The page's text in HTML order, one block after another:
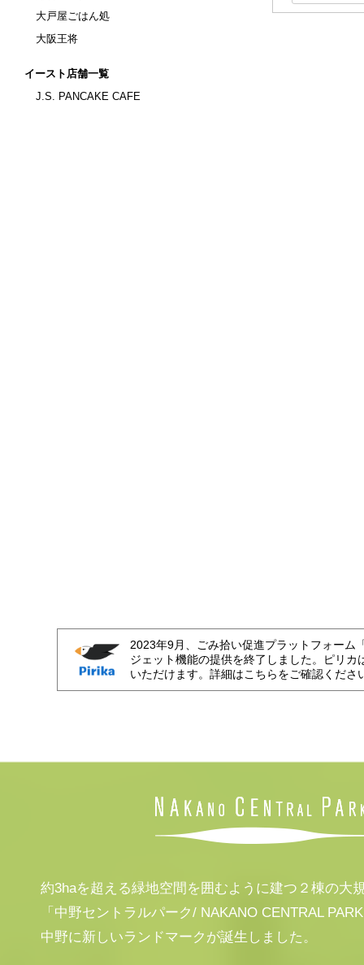
大戸屋ごはん処
大阪王将
イースト店舗一覧
J.S. PANCAKE CAFE
2023年9月、ごみ拾い促進プラットフォーム
ジェット機能の提供を終了しました。ピリカ
いただけます。詳細はこちらをご確認くださ
約3haを超える緑地空間を囲むように建つ２棟の大
「中野セントラルパーク/ NAKANO CENTRAL
中野に新しいランドマークが誕生しました。